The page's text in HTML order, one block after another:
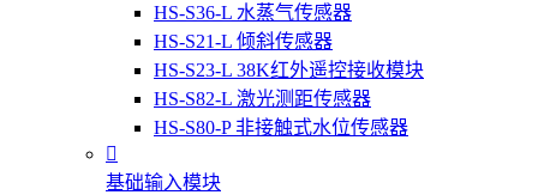
HS-S36-L 水蒸气传感器
HS-S21-L 倾斜传感器
HS-S23-L 38K红外遥控接收模块
HS-S82-L 激光测距传感器
HS-S80-P 非接触式水位传感器

基础输入模块